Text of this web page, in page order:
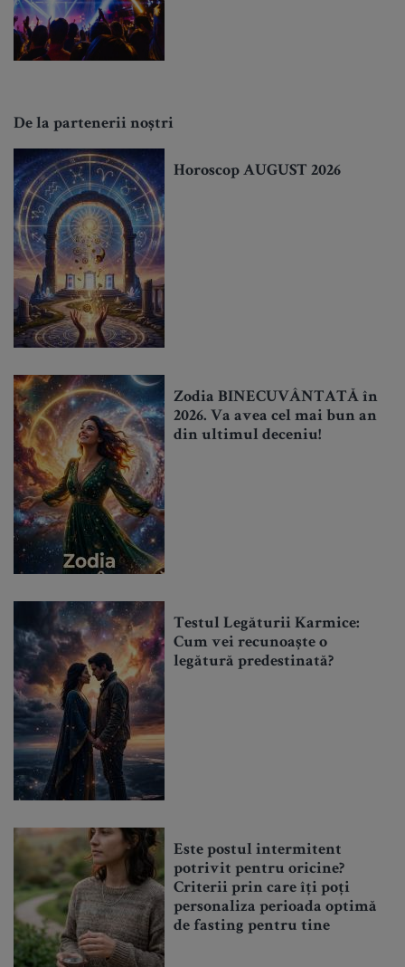
De la partenerii noștri
Horoscop AUGUST 2026
Zodia BINECUVÂNTATĂ în
2026. Va avea cel mai bun an
din ultimul deceniu!
Testul Legăturii Karmice:
Cum vei recunoaște o
legătură predestinată?
Este postul intermitent
potrivit pentru oricine?
Criterii prin care îți poți
personaliza perioada optimă
de fasting pentru tine